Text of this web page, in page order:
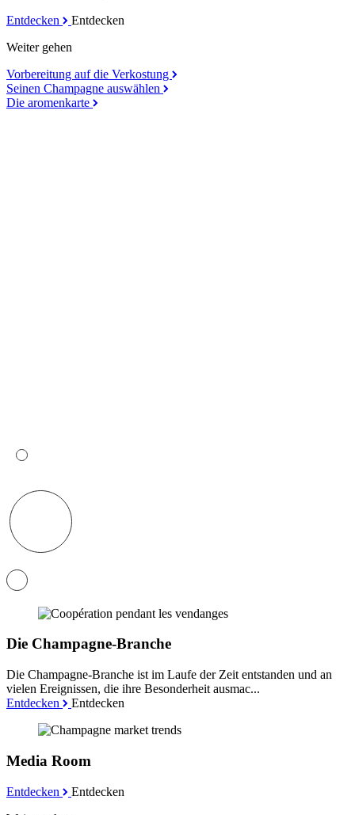
Entdecken
Entdecken
Weiter gehen
Vorbereitung auf die Verkostung
Seinen Champagne auswählen
Die aromenkarte
Die Champagne-Branche
Die Champagne-Branche ist im Laufe der Zeit entstanden und an
vielen Ereignissen, die ihre Besonderheit ausmac...
Entdecken
Entdecken
Media Room
Entdecken
Entdecken